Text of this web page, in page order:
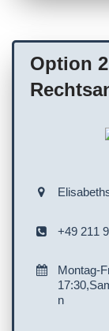
Option
+49 211
Montag-
n